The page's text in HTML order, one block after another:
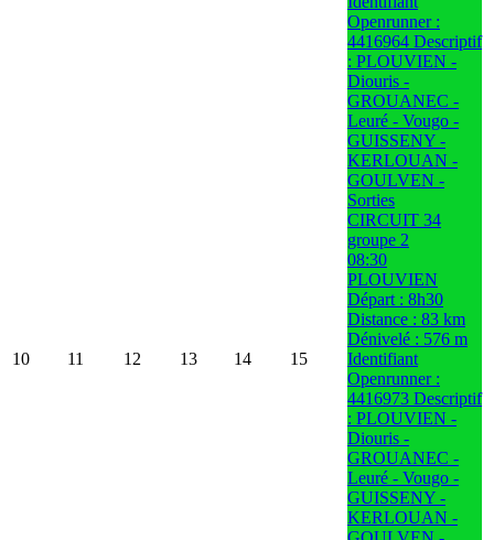
10 11 12 13 14 15
Openrunner :
4416964 Descriptif
: PLOUVIEN -
Diouris -
GROUANEC -
Leuré - Vougo -
GUISSENY -
KERLOUAN -
GOULVEN -
Sorties
CIRCUIT 34
groupe 2
08:30
PLOUVIEN
Départ : 8h30
Distance : 83 km
Dénivelé : 576 m
Identifiant
Openrunner :
4416973 Descriptif
: PLOUVIEN -
Diouris -
GROUANEC -
Leuré - Vougo -
GUISSENY -
KERLOUAN -